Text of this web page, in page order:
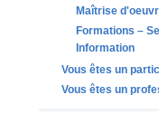
Maîtrise
Formations –
Information
Vous êtes un
Vous êtes un